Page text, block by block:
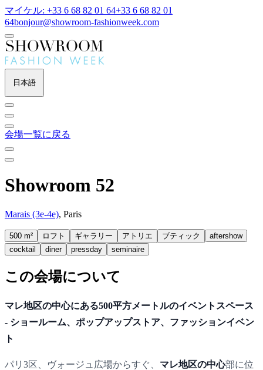
マイケル: +33 6 68 82 01 64+33 6 68 82 01
64bonjour@showroom-fashionweek.com
日本語
会場一覧に戻る
Showroom 52
Marais (3e-4e), Paris
500 m² ロフト ギャラリー アトリエ ブティック
aftershow
cocktail
diner pressday seminaire
この会場について
マレ地区の中心にある500平方メートルのイベントスペース
- ショールーム、ポップアップストア、ファッションイベン
ト
パリ3区、ヴォージュ広場からすぐ、 マレ地区の中心部に位